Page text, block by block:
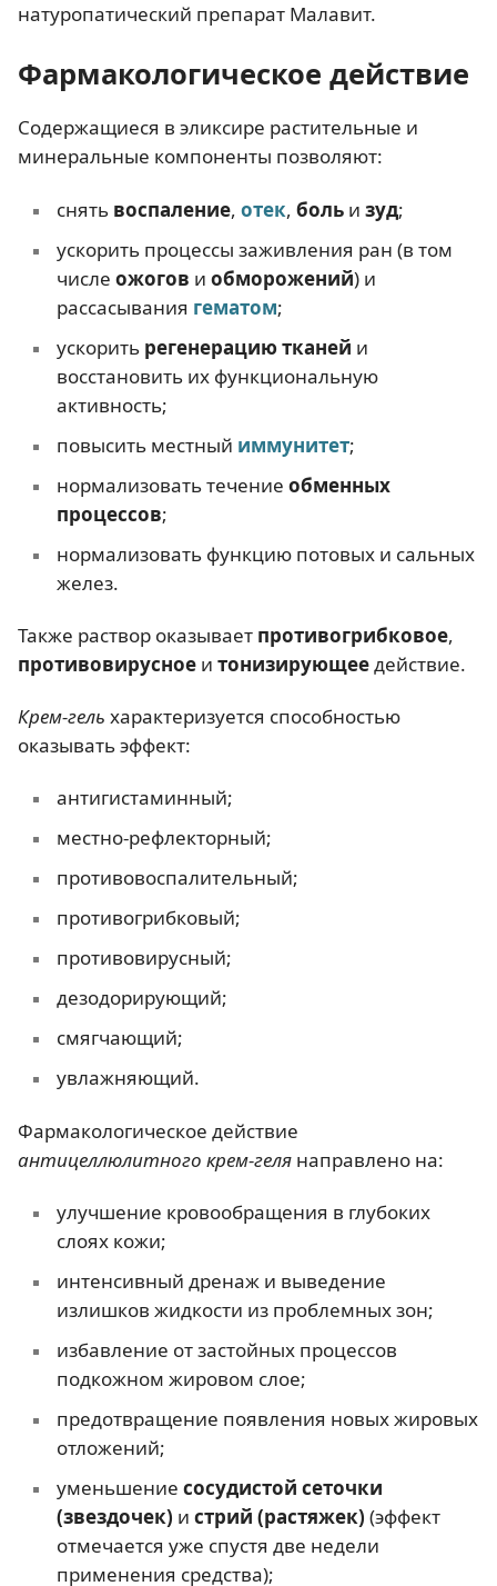
натуропатический препарат Малавит.
Фармакологическое действие
Содержащиеся в эликсире растительные и
минеральные компоненты позволяют:
снять воспаление, отек, больи зуд;
ускорить процессы заживления ран (в том
числе ожогов и обморожений) и
рассасывания гематом;
ускорить регенерацию тканей и
восстановить их функциональную
активность;
повысить местный иммунитет;
нормализовать течение обменных
процессов;
нормализовать функцию потовых и сальных
желез.
Также раствор оказывает противогрибковое,
противовирусное и тонизирующеедействие.
Крем-гель характеризуется способностью
оказывать эффект:
антигистаминный;
местно-рефлекторный;
противовоспалительный;
противогрибковый;
противовирусный;
дезодорирующий;
смягчающий;
увлажняющий.
Фармакологическое действие
антицеллюлитного крем-геля направлено на:
улучшение кровообращения в глубоких
слоях кожи;
интенсивный дренаж и выведение
излишков жидкости из проблемных зон;
избавление от застойных процессов
подкожном жировом слое;
предотвращение появления новых жировых
отложений;
уменьшение сосудистой сеточки
(звездочек) и стрий (растяжек) (эффект
отмечается уже спустя две недели
применения средства);